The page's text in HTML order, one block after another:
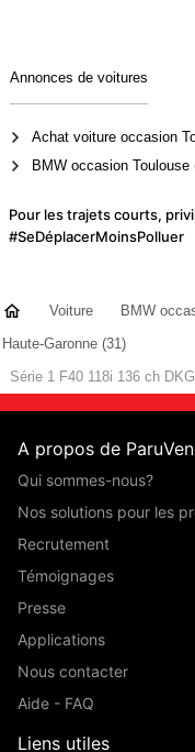
Annonces de voitures
Achat voiture occasion
BMW occasion Toulouse
Pour les trajets courts,
#SeDéplacerMoinsPolluer
Voiture BMW
Haute-Garonne (31)
Série 1 F40 118i 136 ch
A propos de
Qui sommes-nous?
Nos solutions pour les
Recrutement
Témoignages
Presse
Applications
Nous contacter
Aide - FAQ
Liens utiles